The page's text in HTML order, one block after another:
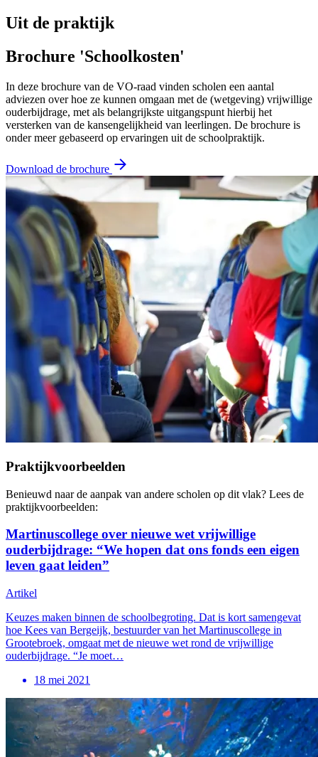
Uit de praktijk
Brochure 'Schoolkosten'
In deze brochure van de VO-raad vinden scholen een aantal
adviezen over hoe ze kunnen omgaan met de (wetgeving) vrijwillige
ouderbijdrage, met als belangrijkste uitgangspunt hierbij het
versterken van de kansengelijkheid van leerlingen. De brochure is
onder meer gebaseerd op ervaringen uit de schoolpraktijk.
Download de brochure
Praktijkvoorbeelden
Benieuwd naar de aanpak van andere scholen op dit vlak? Lees de
praktijkvoorbeelden:
Martinuscollege over nieuwe wet vrijwillige
ouderbijdrage: “We hopen dat ons fonds een eigen
leven gaat leiden”
Artikel
Keuzes maken binnen de schoolbegroting. Dat is kort samengevat
hoe Kees van Bergeijk, bestuurder van het Martinuscollege in
Grootebroek, omgaat met de nieuwe wet rond de vrijwillige
ouderbijdrage. “Je moet…
18 mei 2021